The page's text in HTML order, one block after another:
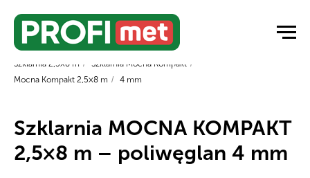
Strona główna Szklarnie ogrodowe / Szklarnie z poliwęglanu
Szklarnia 2,5×8 m / Szklarnia Mocna Kompakt /
Mocna Kompakt 2,5×8 m / 4 mm
Szklarnia MOCNA KOMPAKT
2,5×8 m – poliwęglan 4 mm